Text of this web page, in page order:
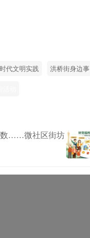
代文明实践 洪桥街身边事
数……微社区街坊